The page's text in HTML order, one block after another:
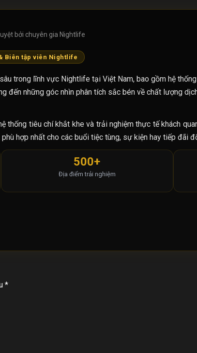
bởi chuyên gia Nightlife
Biên tập viên Nightlife
trong lĩnh vực Nightlife tại Việt Nam, bao gồm hệ
đến những góc nhìn phân tích sắc bén về chất lượng
thống tiêu chí khắt khe và trải nghiệm thực tế khách
hợp nhất cho các buổi tiệc tùng, sự kiện hay tiếp đãi
500+
Địa điểm trải nghiệm
*